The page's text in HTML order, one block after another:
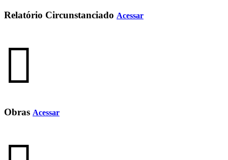
Relatório Circunstanciado Acessar
Obras Acessar